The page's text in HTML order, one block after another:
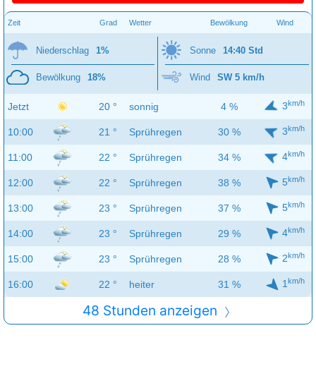
Zeit Grad Wetter Bewölkung Wind
Niederschlag 1%
Bewölkung 18%
Sonne 14:40 Std
Wind SW 5 km/h
Jetzt 20 ° sonnig 4 % 3km/h
10:00 21 ° Sprühregen 30 % 3km/h
11:00 22 ° Sprühregen 34 % 4km/h
12:00 22 ° Sprühregen 38 % 5km/h
13:00 23 ° Sprühregen 37 % 5km/h
14:00 23 ° Sprühregen 29 % 4km/h
15:00 23 ° Sprühregen 28 % 2km/h
16:00 22 ° heiter 31 % 1 km/h
48 Stunden anzeigen